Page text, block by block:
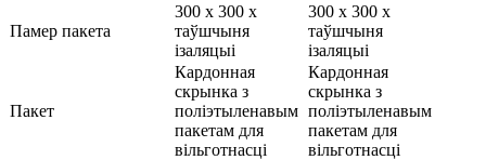
Памер пакета
300 х 300 х
таўшчыня
ізаляцыі
300 х 300 х
таўшчыня
ізаляцыі
Пакет
Кардонная
скрынка з
поліэтыленавым
пакетам для
вільготнасці
Кардонная
скрынка з
поліэтыленавым
пакетам для
вільготнасці